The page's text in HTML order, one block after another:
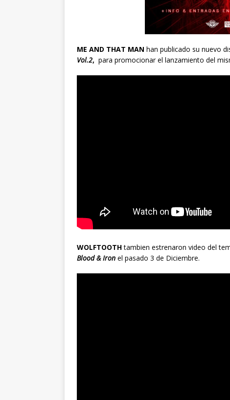
ME AND THAT MAN han publicado su nuevo
Vol.2, para promocionar el lanzamiento del
WOLFTOOTHtambien estrenaron video del
Blood & Iron el pasado 3 de Diciembre.